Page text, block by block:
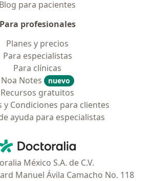
Blog para pacientes
Para profesionales
Planes y precios
Para especialistas
Para clínicas
Noa Notes
nuevo
Recursos gratuitos
y Condiciones para clientes
ayuda para especialistas
Doctoralia - Página de inicio
México S.A. de C.V.
Manuel Ávila Camacho No. 118